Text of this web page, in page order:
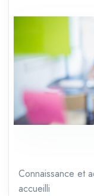
Langue
Prérequis
Connaissance et
accueilli